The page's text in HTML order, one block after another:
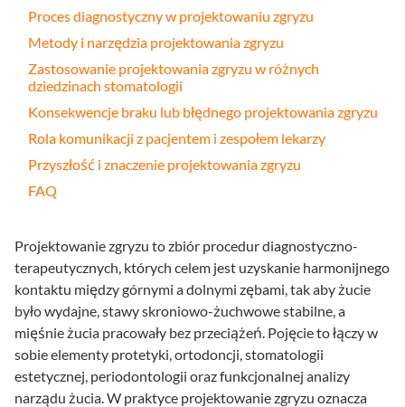
Proces diagnostyczny w projektowaniu zgryzu
Metody i narzędzia projektowania zgryzu
Zastosowanie projektowania zgryzu w różnych
dziedzinach stomatologii
Konsekwencje braku lub błędnego projektowania zgryzu
Rola komunikacji z pacjentem i zespołem lekarzy
Przyszłość i znaczenie projektowania zgryzu
FAQ
Projektowanie zgryzu to zbiór procedur diagnostyczno-
terapeutycznych, których celem jest uzyskanie harmonijnego
kontaktu między górnymi a dolnymi zębami, tak aby żucie
było wydajne, stawy skroniowo-żuchwowe stabilne, a
mięśnie żucia pracowały bez przeciążeń. Pojęcie to łączy w
sobie elementy protetyki, ortodoncji, stomatologii
estetycznej, periodontologii oraz funkcjonalnej analizy
narządu żucia. W praktyce projektowanie zgryzu oznacza